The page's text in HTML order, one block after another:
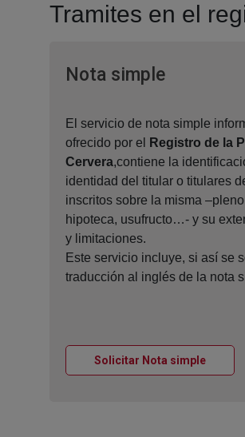
Tramites en el
Nota simpleVentana
El servicio de nota simple
ofrecido por el
Registro de la
Cervera,contiene la
identidad del titular o titulares
inscritos sobre la misma
hipoteca, usufructo…- y su
y limitaciones.
Este servicio incluye, si así se
traducción al inglés de la nota
Solicitar Nota simple